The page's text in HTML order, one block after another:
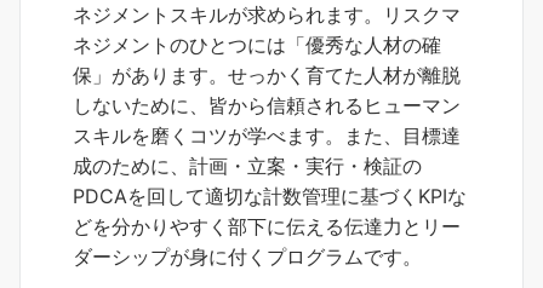
ネジメントスキルが求められます。リスクマ
ネジメントのひとつには「優秀な人材の確
保」があります。せっかく育てた人材が離脱
しないために、皆から信頼されるヒューマン
スキルを磨くコツが学べます。また、目標達
成のために、計画・立案・実行・検証の
PDCAを回して適切な計数管理に基づくKPIな
どを分かりやすく部下に伝える伝達力とリー
ダーシップが身に付くプログラムです。